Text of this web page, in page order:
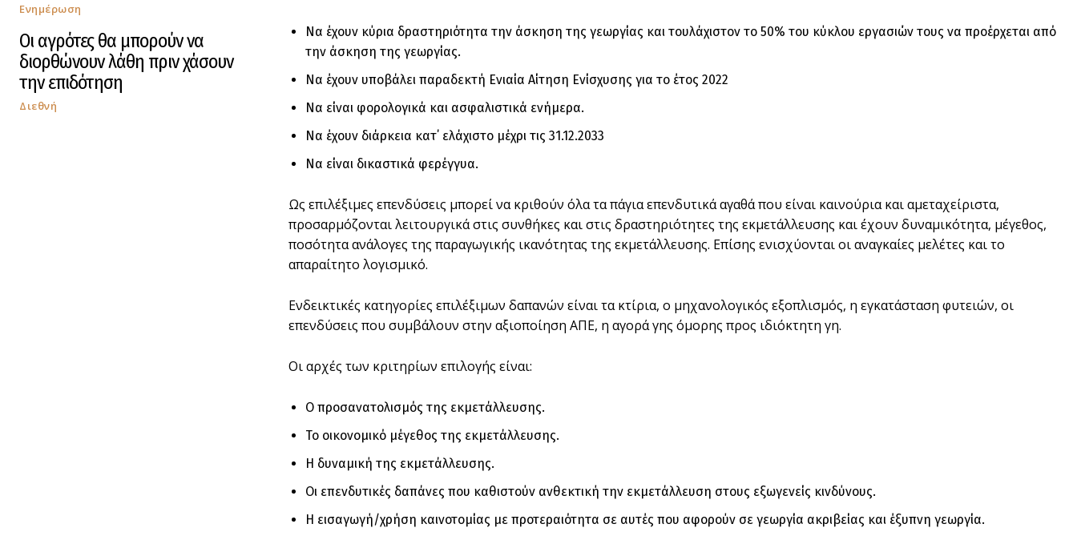
Ενημέρωση
Οι αγρότες θα μπορούν να
διορθώνουν λάθη πριν χάσουν
την επιδότηση
Διεθνή
Να έχουν κύρια δραστηριότητα την άσκηση της γεωργίας και τουλάχιστον το 50% του κύκλου εργασιών τους να προέρχεται από
την άσκηση της γεωργίας.
Να έχουν υποβάλει παραδεκτή Ενιαία Αίτηση Ενίσχυσης για το έτος 2022
Να είναι φορολογικά και ασφαλιστικά ενήμερα.
Να έχουν διάρκεια κατ΄ ελάχιστο μέχρι τις 31.12.2033
Να είναι δικαστικά φερέγγυα.
Ως επιλέξιμες επενδύσεις μπορεί να κριθούν όλα τα πάγια επενδυτικά αγαθά που είναι καινούρια και αμεταχείριστα,
προσαρμόζονται λειτουργικά στις συνθήκες και στις δραστηριότητες της εκμετάλλευσης και έχουν δυναμικότητα, μέγεθος,
ποσότητα ανάλογες της παραγωγικής ικανότητας της εκμετάλλευσης. Επίσης ενισχύονται οι αναγκαίες μελέτες και το
απαραίτητο λογισμικό.
Ενδεικτικές κατηγορίες επιλέξιμων δαπανών είναι τα κτίρια, ο μηχανολογικός εξοπλισμός, η εγκατάσταση φυτειών, οι
επενδύσεις που συμβάλουν στην αξιοποίηση ΑΠΕ, η αγορά γης όμορης προς ιδιόκτητη γη.
Οι αρχές των κριτηρίων επιλογής είναι:
Ο προσανατολισμός της εκμετάλλευσης.
Το οικονομικό μέγεθος της εκμετάλλευσης.
Η δυναμική της εκμετάλλευσης.
Οι επενδυτικές δαπάνες που καθιστούν ανθεκτική την εκμετάλλευση στους εξωγενείς κινδύνους.
Η εισαγωγή/χρήση καινοτομίας με προτεραιότητα σε αυτές που αφορούν σε γεωργία ακριβείας και έξυπνη γεωργία.